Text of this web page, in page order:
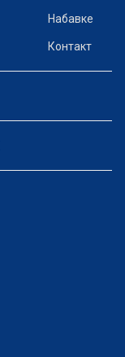
Набавке
Контакт